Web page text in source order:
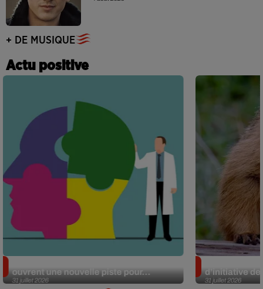
+ DE MUSIQUE
Actu positive
31 juillet 2026
ouvrent une nouvelle piste pour...
31 juillet 2026
d’initiative